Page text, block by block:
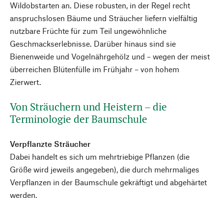
Wildobstarten an. Diese robusten, in der Regel recht
anspruchslosen Bäume und Sträucher liefern vielfältig
nutzbare Früchte für zum Teil ungewöhnliche
Geschmackserlebnisse. Darüber hinaus sind sie
Bienenweide und Vogelnährgehölz und – wegen der meist
überreichen Blütenfülle im Frühjahr – von hohem
Zierwert.
Von Sträuchern und Heistern – die
Terminologie der Baumschule
Verpflanzte Sträucher
Dabei handelt es sich um mehrtriebige Pflanzen (die
Größe wird jeweils angegeben), die durch mehrmaliges
Verpflanzen in der Baumschule gekräftigt und abgehärtet
werden.